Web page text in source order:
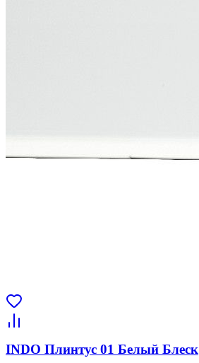
INDO Плинтус 01 Белый Блеск